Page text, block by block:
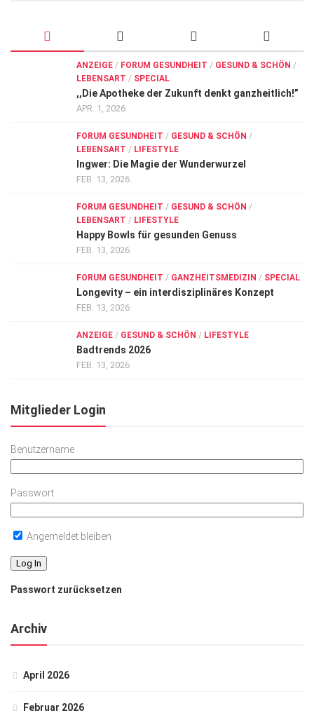
ANZEIGE / FORUM GESUNDHEIT / GESUND & SCHÖN /
LEBENSART / SPECIAL
,,Die Apotheke der Zukunft denkt ganzheitlich!”
APR. 1, 2026
FORUM GESUNDHEIT / GESUND & SCHÖN /
LEBENSART / LIFESTYLE
Ingwer: Die Magie der Wunderwurzel
FEB. 13, 2026
FORUM GESUNDHEIT / GESUND & SCHÖN /
LEBENSART / LIFESTYLE
Happy Bowls für gesunden Genuss
FEB. 13, 2026
FORUM GESUNDHEIT / GANZHEITSMEDIZIN / SPECIAL
Longevity – ein interdisziplinäres Konzept
FEB. 13, 2026
ANZEIGE / GESUND & SCHÖN / LIFESTYLE
Badtrends 2026
FEB. 13, 2026
Mitglieder Login
Benutzername
Passwort
Angemeldet bleiben
Passwort zurücksetzen
Archiv
April 2026
Februar 2026